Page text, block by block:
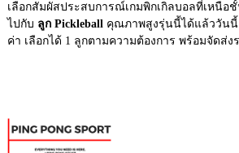
เลือกสัมผัสประสบการณ์เกมพิกเกิลบอลที่เหนือ
ไปกับ ลูก Pickleball คุณภาพสูงรุ่นนี้ได้แล้ววัน
ค่า เลือกได้ 1 ลูกตามความต้องการ พร้อมจัดส่